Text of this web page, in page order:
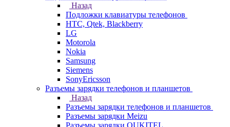
Назад
Подложки клавиатуры телефонов
HTC, Qtek, Blackberry
LG
Motorola
Nokia
Samsung
Siemens
SonyEricsson
Разъемы зарядки телефонов и планшетов
Назад
Разъемы зарядки телефонов и планшетов
Разъемы зарядки Meizu
Разъемы зарядки OUKITEL